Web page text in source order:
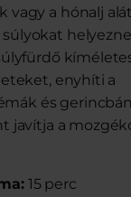
vagy a hónalj
enyhíti a
és
javítja a
15 perc